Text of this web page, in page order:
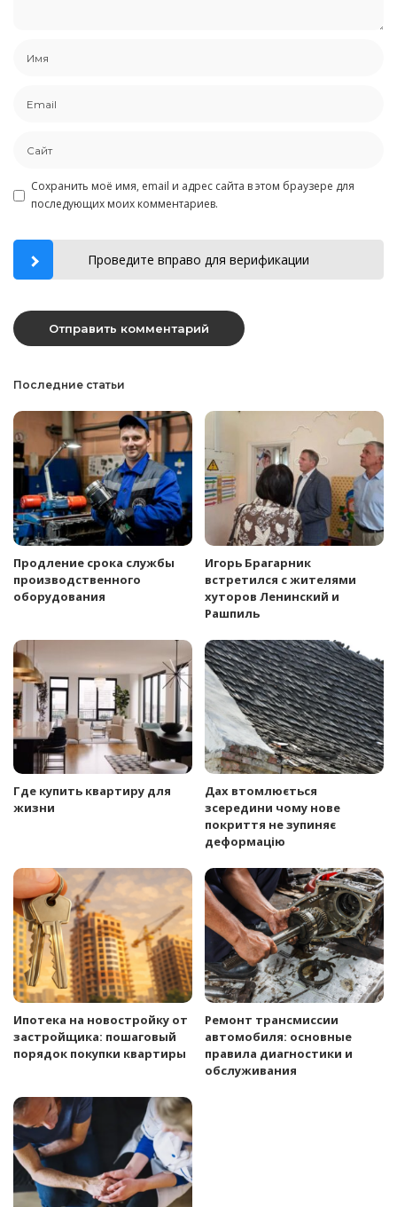
Сохранить моё имя, email и адрес сайта в этом браузере для
последующих моих комментариев.
Проведите вправо для верификации
Последние статьи
Продление срока службы
производственного
оборудования
Игорь Брагарник
встретился с жителями
хуторов Ленинский и
Рашпиль
Где купить квартиру для
жизни
Дах втомлюється
зсередини чому нове
покриття не зупиняє
деформацію
Ипотека на новостройку от
застройщика: пошаговый
порядок покупки квартиры
Ремонт трансмиссии
автомобиля: основные
правила диагностики и
обслуживания